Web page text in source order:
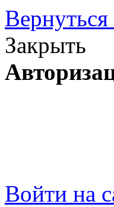
Закрыть
Войти на